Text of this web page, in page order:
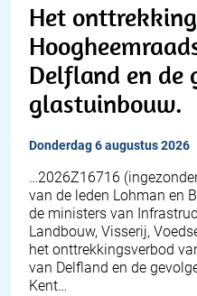
Het
Delfland en de
glastuinbouw.
donderdag 6 augustus 2026
… 2026Z16716
van de leden Lohman en
de ministers van
Landbouw, Visserij,
het onttrekkingsverbod
van Delfland en de
Kent…